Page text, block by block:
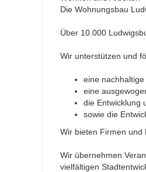
Die Wohnungsbau
Über 10.000
Wir unterstützen und
eine
eine
die Entwicklung
sowie die
Wir bieten Firmen und
Wir übernehmen
vielfältigen